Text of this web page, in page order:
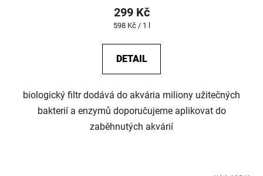
299 Kč
Měrná
598 Kč / 1 l
DETAIL
biologický filtr dodává do akvária miliony užitečných
bakterií a enzymů doporučujeme aplikovat do
zaběhnutých akvárií